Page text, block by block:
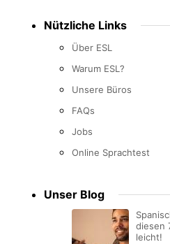
Nützliche Links
Über ESL
Warum ESL?
Unsere Büros
FAQs
Jobs
Online Sprachtest
Unser Blog
diesen
leicht!